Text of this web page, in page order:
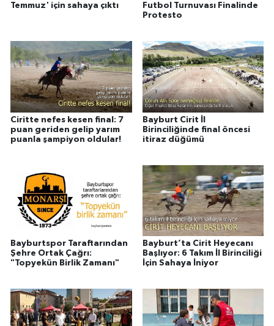
Temmuz' için sahaya çıktı
Futbol Turnuvası Finalinde
Protesto
Ciritte nefes kesen final: 7
puan geriden gelip yarım
puanla şampiyon oldular!
Bayburt Cirit İl
Birinciliğinde final öncesi
itiraz düğümü
Bayburtspor Taraftarından
Şehre Ortak Çağrı:
"Topyekün Birlik Zamanı"
Bayburt’ta Cirit Heyecanı
Başlıyor: 6 Takım İl Birinciliği
İçin Sahaya İniyor